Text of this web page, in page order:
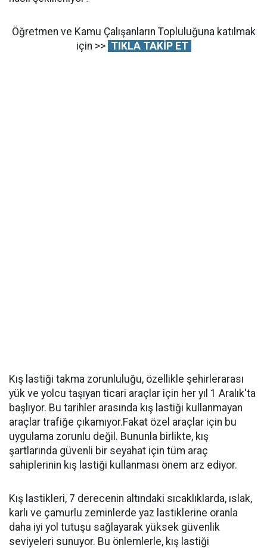
Öğretmen ve Kamu Çalışanların Topluluğuna katılmak
için >> TIKLA TAKİP ET
Kış lastiği takma zorunluluğu, özellikle şehirlerarası
yük ve yolcu taşıyan ticari araçlar için her yıl 1 Aralık'ta
başlıyor. Bu tarihler arasında kış lastiği kullanmayan
araçlar trafiğe çıkamıyor.Fakat özel araçlar için bu
uygulama zorunlu değil. Bununla birlikte, kış
şartlarında güvenli bir seyahat için tüm araç
sahiplerinin kış lastiği kullanması önem arz ediyor.
Kış lastikleri, 7 derecenin altındaki sıcaklıklarda, ıslak,
karlı ve çamurlu zeminlerde yaz lastiklerine oranla
daha iyi yol tutuşu sağlayarak yüksek güvenlik
seviyeleri sunuyor. Bu önlemlerle, kış lastiği